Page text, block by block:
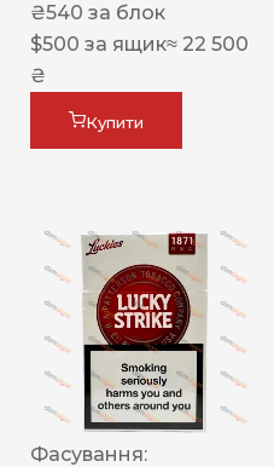
₴540 за блок
$500 за ящик≈ 22 500
₴
Купити
Фасування: